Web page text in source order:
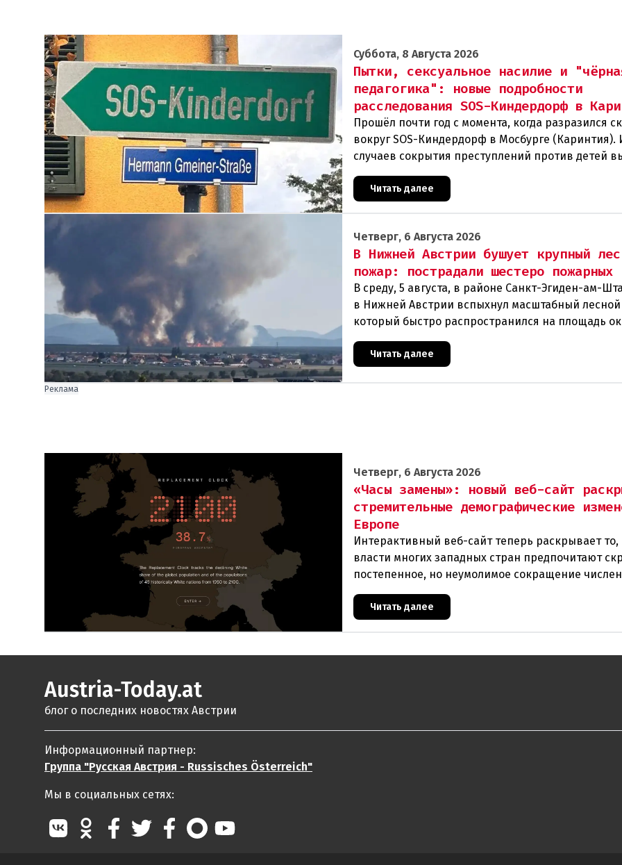
Суббота, 8 Августа 2026
Пытки, сексуальное насилие и
педагогика": новые подробности
расследования SOS-Киндердорф в
Прошёл почти год с момента, когда разразился
вокруг SOS-Киндердорф в Мосбурге (Каринтия).
случаев сокрытия преступлений против детей
масштабное расследование, которое продо
Читать далее
Четверг, 6 Августа 2026
В Нижней Австрии бушует крупный
пожар: пострадали шестеро пожарных
В среду, 5 августа, в районе Санкт-Эгиден-ам-
в Нижней Австрии вспыхнул масштабный
который быстро распространился на площадь
гектаров. В ходе тушения пострадали шесте
Читать далее
Реклама
Четверг, 6 Августа 2026
«Часы замены»: новый веб-сайт
стремительные демографические
Европе
Интерактивный веб-сайт теперь раскрывает то,
власти многих западных стран предпочитают
постепенное, но неумолимое сокращение
населения европейского происхождения. «Часы
Читать далее
Austria-Today.at
блог о последних новостях Австрии
Информационный партнер:
Группа "Русская Австрия - Russisches Österreich"
Мы в социальных сетях: